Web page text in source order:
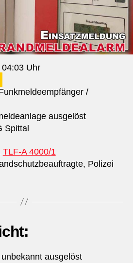
04:03 Uhr
/
ausgelöst
Spittal
TLF-A 4000/1
Polizei
ausgelöst